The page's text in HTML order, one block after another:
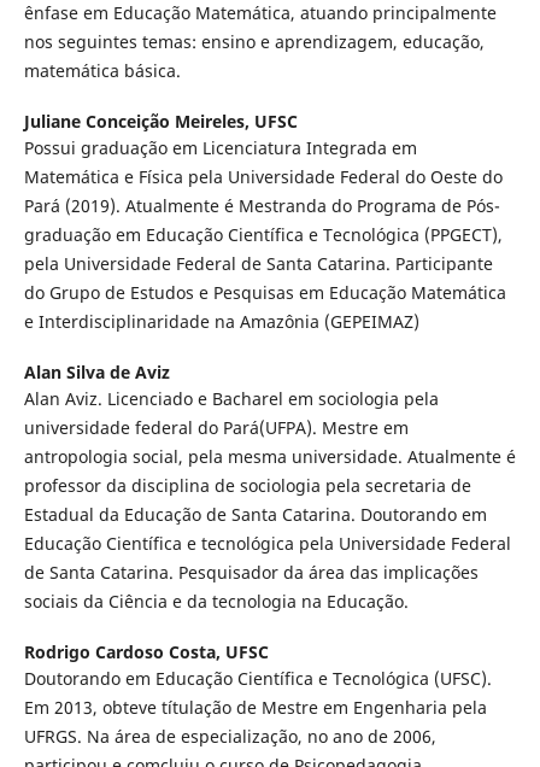
ênfase em Educação Matemática, atuando principalmente
nos seguintes temas: ensino e aprendizagem, educação,
matemática básica.
Juliane Conceição Meireles, UFSC
Possui graduação em Licenciatura Integrada em
Matemática e Física pela Universidade Federal do Oeste do
Pará (2019). Atualmente é Mestranda do Programa de Pós-
graduação em Educação Científica e Tecnológica (PPGECT),
pela Universidade Federal de Santa Catarina. Participante
do Grupo de Estudos e Pesquisas em Educação Matemática
e Interdisciplinaridade na Amazônia (GEPEIMAZ)
Alan Silva de Aviz
Alan Aviz. Licenciado e Bacharel em sociologia pela
universidade federal do Pará(UFPA). Mestre em
antropologia social, pela mesma universidade. Atualmente é
professor da disciplina de sociologia pela secretaria de
Estadual da Educação de Santa Catarina. Doutorando em
Educação Científica e tecnológica pela Universidade Federal
de Santa Catarina. Pesquisador da área das implicações
sociais da Ciência e da tecnologia na Educação.
Rodrigo Cardoso Costa, UFSC
Doutorando em Educação Científica e Tecnológica (UFSC).
Em 2013, obteve títulação de Mestre em Engenharia pela
UFRGS. Na área de especialização, no ano de 2006,